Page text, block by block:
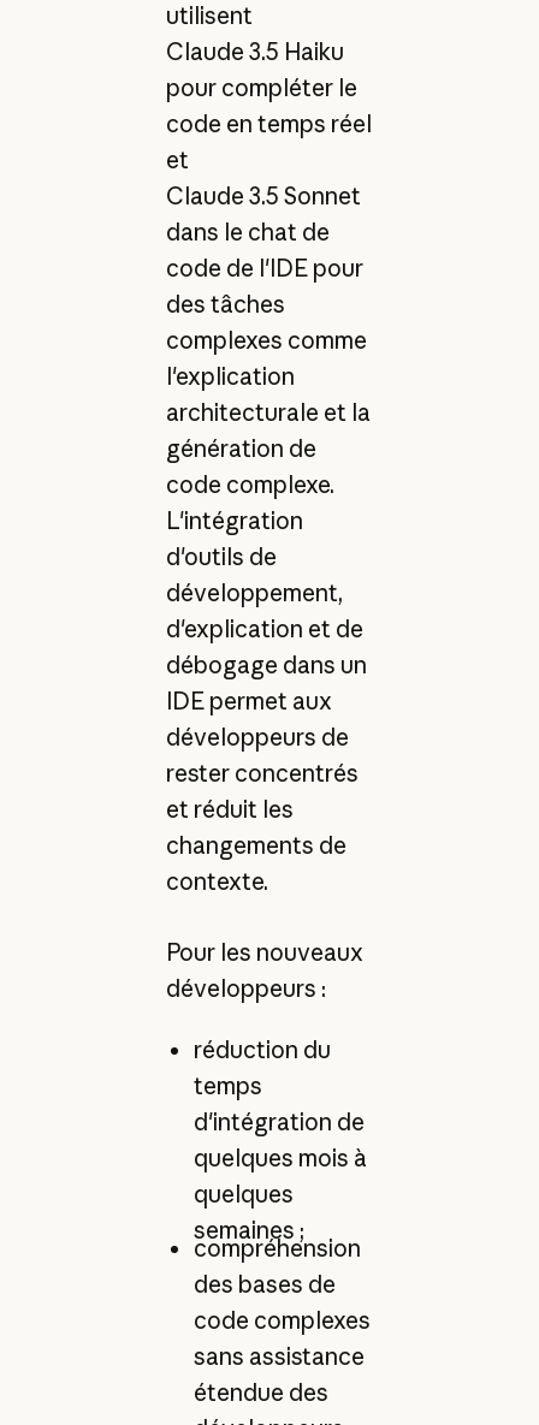
utilisent
Claude 3.5 Haiku
pour compléter le
code en temps réel
et
Claude 3.5 Sonnet
dans le chat de
code de l'IDE pour
des tâches
complexes comme
l'explication
architecturale et la
génération de
code complexe.
L'intégration
d'outils de
développement,
d'explication et de
débogage dans un
IDE permet aux
développeurs de
rester concentrés
et réduit les
changements de
contexte.
Pour les nouveaux
développeurs :
réduction du
temps
d'intégration de
quelques mois à
quelques
semaines ;
compréhension
des bases de
code complexes
sans assistance
étendue des